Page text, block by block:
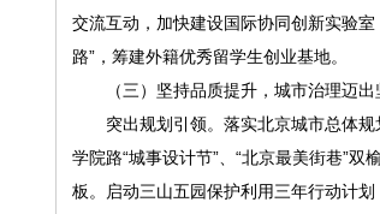
交流互动，加快建设国际协同创新实验
路”，筹建外籍优秀留学生创业基地。
（三）坚持品质提升，城市治理迈出
突出规划引领。落实北京城市总体规
学院路“城事设计节”、“北京最美街巷”
板。启动三山五园保护利用三年行动计